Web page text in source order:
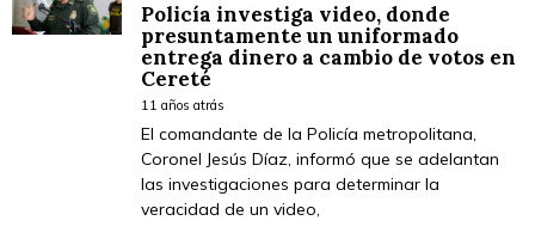
Policía investiga video, donde
presuntamente un uniformado
entrega dinero a cambio de votos en
Cereté
11 años atrás
El comandante de la Policía metropolitana,
Coronel Jesús Díaz, informó que se adelantan
las investigaciones para determinar la
veracidad de un video,